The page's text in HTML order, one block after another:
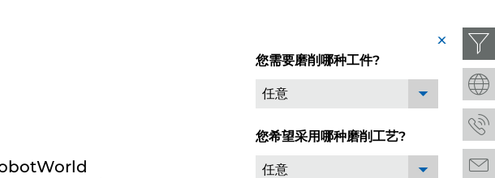
x
您需要磨削哪种工件?
任意
您希望采用哪种磨削工艺?
任意